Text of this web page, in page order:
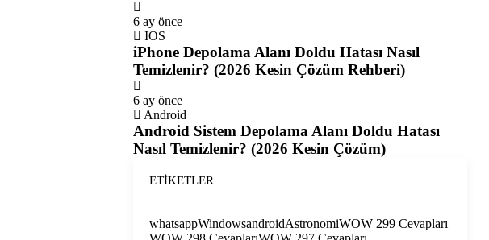
6 ay önce
IOS
iPhone Depolama Alanı Doldu Hatası Nasıl
Temizlenir? (2026 Kesin Çözüm Rehberi)
6 ay önce
Android
Android Sistem Depolama Alanı Doldu Hatası
Nasıl Temizlenir? (2026 Kesin Çözüm)
ETIKETLER
whatsappWindowsandroidAstronomiWOW 299 Cevapları